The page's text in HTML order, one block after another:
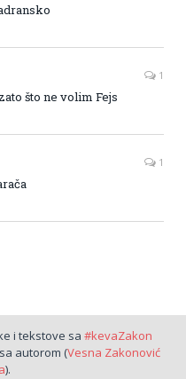
1
što ne volim Fejs
1
i tekstove sa #kevaZakon
autorom (Vesna Zakonović
).